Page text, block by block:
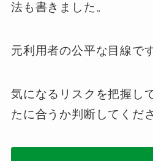
法も書きました。
元利用者の公平な目線です
気になるリスクを把握して
たに合うか判断してくだ